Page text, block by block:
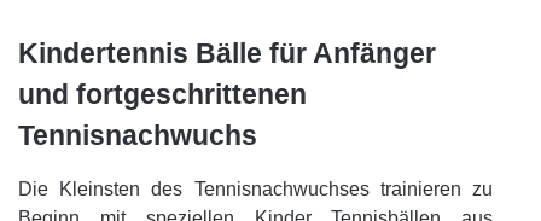
Kindertennis Bälle für Anfänger
und fortgeschrittenen
Tennisnachwuchs
Die Kleinsten des Tennisnachwuchses trainieren zu